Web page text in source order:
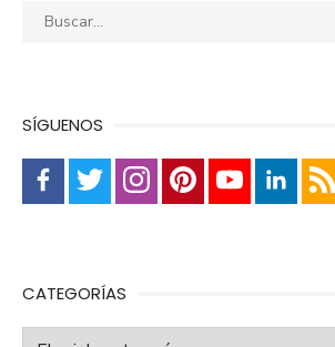
Buscar:
SÍGUENOS
CATEGORÍAS
Categorías